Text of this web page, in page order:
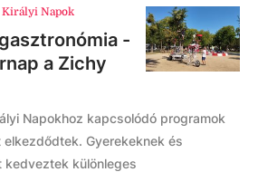
Királyi Napok
-
a Zichy
Napokhoz kapcsolódó programok
Gyerekeknek és
különleges